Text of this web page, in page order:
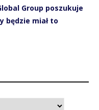
Group poszukuje
będzie miał to